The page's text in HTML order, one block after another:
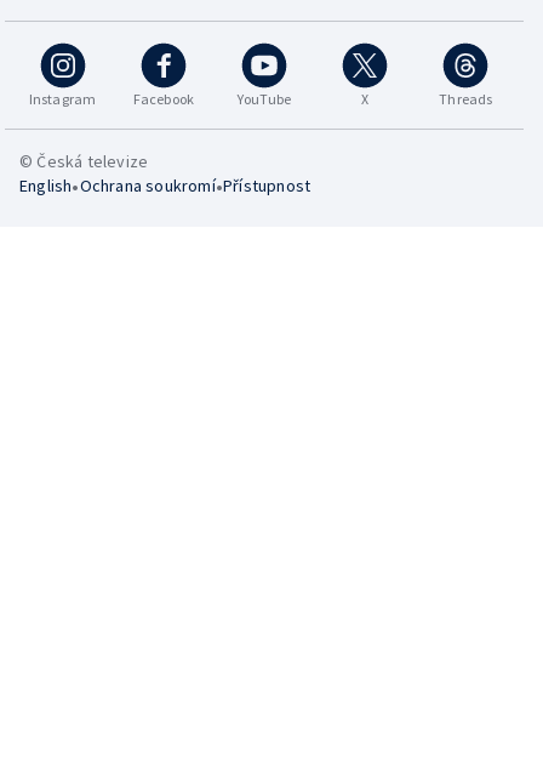
Instagram Facebook YouTube X Threads
© Česká televize
English•Ochrana soukromí•Přístupnost